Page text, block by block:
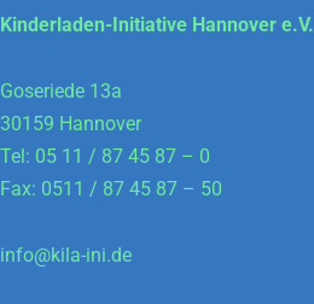
Kinderladen-Initiative Hannover e.V.
Goseriede 13a
30159 Hannover
Tel: 05 11 / 87 45 87 – 0
Fax: 0511 / 87 45 87 – 50
info@kila-ini.de